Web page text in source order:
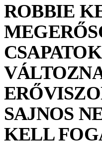
ROBBIE
SAJNOS
KELL